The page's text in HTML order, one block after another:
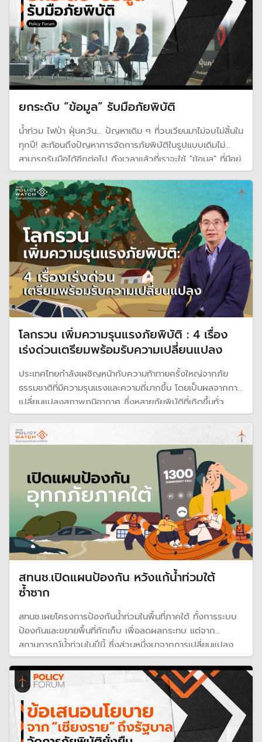
ยกระดับ “ข้อมูล” รับมือภัยพิบัติ
น้ำท่วม ไฟป่า ฝุ่นควัน... ปัญหาเดิม ๆ ที่วนเวียนมาไม่จบไม่สิ้นใน
ทุกปี! สะท้อนถึงปัญหาการจัดการภัยพิบัติในรูปแบบเดิมไม่
สามารถรับมือได้อีกต่อไป ถึงเวลาแล้วที่เราจะใช้ "ข้อมูล" ที่มีอยู่
มาออกแบบนวัตกรรมการรับมือภัยพิบัติ ฟื้นคืนชีวิต จิตใจ
และเศรษฐกิจของคนไทย
โลกรวน เพิ่มความรุนแรงภัยพิบัติ : 4 เรื่อง
เร่งด่วนเตรียมพร้อมรับความเปลี่ยนแปลง
ประเทศไทยกำลังเผชิญหน้ากับความท้าทายครั้งใหญ่จากภัย
ธรรมชาติที่มีความรุนแรงและความถี่มากขึ้น โดยเป็นผลจากการ
เปลี่ยนแปลงสภาพภูมิอากาศ ซึ่งหลายภัยพิบัติที่เกิดขึ้นทั่ว
ประเทศได้สร้างความเสียหายต่อชีวิตและทรัพย์สินมหาศาล ทั้ง
ยังเป็นคำเตือนให้ประเทศไทยเตรียมรับมือกับภัยธรรมชาติที่ไม่
อาจปฏิเสธได้ในอนาคต
สทนช.เปิดแผนป้องกัน หวังแก้น้ำท่วมใต้
ซ้ำซาก
สทนช.เผยโครงการป้องกันน้ำท่วมในพื้นที่ภาคใต้ ทั้งการระบบ
ป้องกันและขยายพื้นที่กักเก็บ เพื่อลดผลกระทบ แต่จาก
สถานการณ์น้ำท่วมในปีนี้ ซึ่งส่วนหนึ่งมาจากการเปลี่ยนแปลง
สภาพภูมิอากาศ อาจเป็นเรื่องท้าทายอีกครั้งว่าโครงการดัง
กล่าวจะเพียงพอหรือไม่